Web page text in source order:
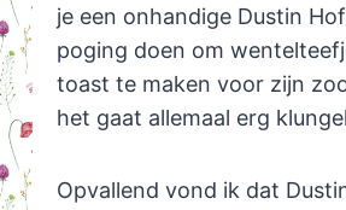
je een onhandige Dustin
poging doen om
toast te maken voor zijn
het gaat allemaal erg
Opvallend vond ik dat